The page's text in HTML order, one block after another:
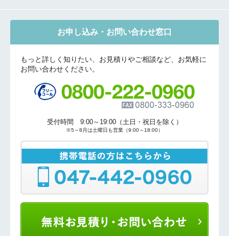
お申し込み・お問い合わせ窓口
もっと詳しく知りたい、お見積りやご相談など、お気軽に
お問い合わせください。
受付時間 9:00～19:00（土日・祝日を除く）
※5～8月は土曜日も営業（9:00～18:00）